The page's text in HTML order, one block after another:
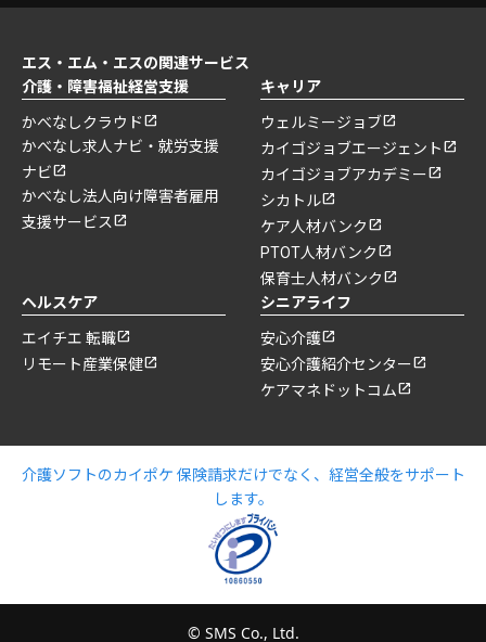
エス・エム・エスの関連サービス
介護・障害福祉経営支援
かべなしクラウド
かべなし求人ナビ・就労支援
ナビ
かべなし法人向け障害者雇用
支援サービス
キャリア
ウェルミージョブ
カイゴジョブエージェント
カイゴジョブアカデミー
シカトル
ケア人材バンク
PTOT人材バンク
保育士人材バンク
ヘルスケア
エイチエ 転職
リモート産業保健
シニアライフ
安心介護
安心介護紹介センター
ケアマネドットコム
介護ソフトのカイポケ 保険請求だけでなく、経営全般をサポート
します。
© SMS Co., Ltd.